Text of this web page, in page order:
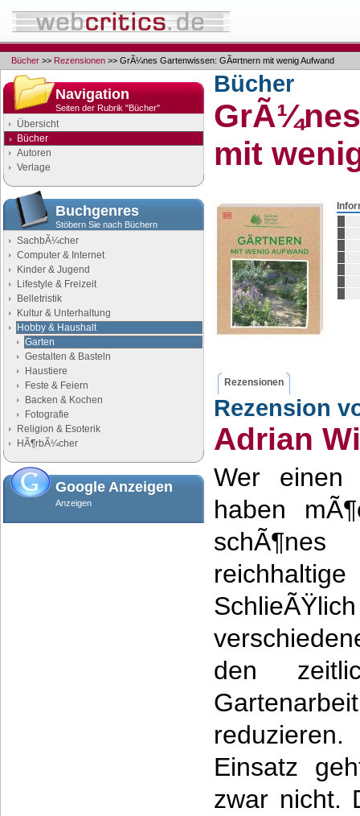
Bücher >> Rezensionen >> GrÃ¼nes Gartenwissen: GÃ¤rtnern mit wenig Aufwand
Navigation
Seiten der Rubrik "Bücher"
Übersicht
Bücher
Autoren
Verlage
Buchgenres
Stöbern Sie nach Büchern
SachbÃ¼cher
Computer & Internet
Kinder & Jugend
Lifestyle & Freizeit
Belletristik
Kultur & Unterhaltung
Hobby & Haushalt
Garten
Gestalten & Basteln
Haustiere
Feste & Feiern
Backen & Kochen
Fotografie
Religion & Esoterik
HÃ¶rbÃ¼cher
Google Anzeigen
Anzeigen
Bücher
mit
Rezensionen
Rezension
Adrian
Wer einen
haben
den
Einsatz
zwar nicht.